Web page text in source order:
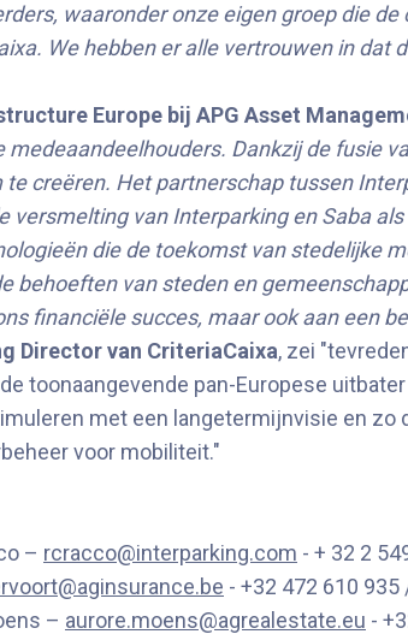
waaronder onze eigen groep die
We hebben er alle vertrouwen in
Europe bij APG Asset
Dankzij de fusie
creëren. Het partnerschap tussen
versmelting van Interparking en Saba
die de toekomst van stedelijke
behoeften van steden en
financiële succes, maar ook aan een
Director van CriteriaCaixa, zei
toonaangevende pan-Europese
met een langetermijnvisie en
voor mobiliteit."
– rcracco@interparking.com - + 32 2
- +32 472 610
– aurore.moens@agrealestate.eu -